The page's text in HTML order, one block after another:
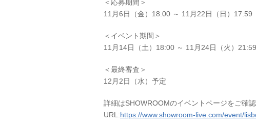
＜応募期間＞
11月6日（金）18:00 ～ 11月22日（日）17:59
＜イベント期間＞
11月14日（土）18:00 ～ 11月24日（火）21:59
＜最終審査＞
12月2日（水）予定
詳細はSHOWROOMのイベントページをご確認
URL:https://www.showroom-live.com/event/